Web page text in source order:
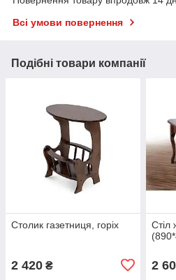
Всі умови повернення
Подібні товари компанії
Столик газетниця, горіх
2 420 ₴
Стіл
2